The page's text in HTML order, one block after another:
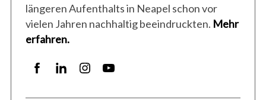
längeren Aufenthalts in Neapel schon vor
vielen Jahren nachhaltig beeindruckten. Mehr
erfahren.